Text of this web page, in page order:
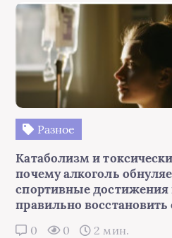
Разное
Катаболизм и
почему алкоголь
спортивные достижения
правильно восстановить
0 0 2 мин.